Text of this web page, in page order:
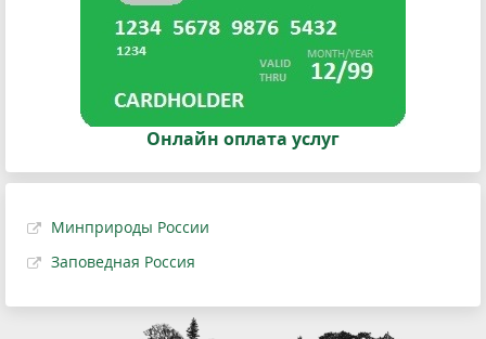
Онлайн оплата услуг
Минприроды России
Заповедная Россия